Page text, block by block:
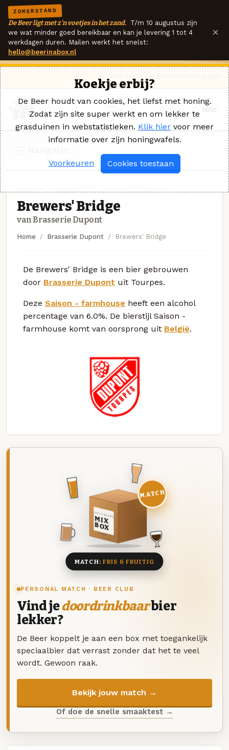
ZOMERSTAND
De Beer ligt met z'n voetjes in het zand. T/m 10 augustus zijn
we wat minder goed bereikbaar en kan je levering 1 tot 4
werkdagen duren. Mailen werkt het snelst:
hello@beerinabox.nl
×
Brewers' Bridge
van Brasserie Dupont
Home Brasserie Dupont Brewers' Bridge
De Brewers' Bridge is een bier gebrouwen
door Brasserie Dupont uit Tourpes.
Deze Saison - farmhouse heeft een alcohol
percentage van 6.0%. De bierstijl Saison -
farmhouse komt van oorsprong uit België.
PERSONAL MATCH · BEER CLUB
Vind jedoordrinkbaarbier
lekker?
De Beer koppelt je aan een box met toegankelijk
speciaalbier dat verrast zonder dat het te veel
wordt. Gewoon raak.
Bekijk jouw match →
Of doe de snelle smaaktest →
DEZE MAAND
MIX
BOX
8 BIEREN
MATCH
MATCH: FRIS & FRUITIG
Koekje erbij?
De Beer houdt van cookies, het liefst met honing.
Zodat zijn site super werkt en om lekker te
grasduinen in webstatistieken. Klik hier voor meer
informatie over zijn honingwafels.
Voorkeuren Cookies toestaan